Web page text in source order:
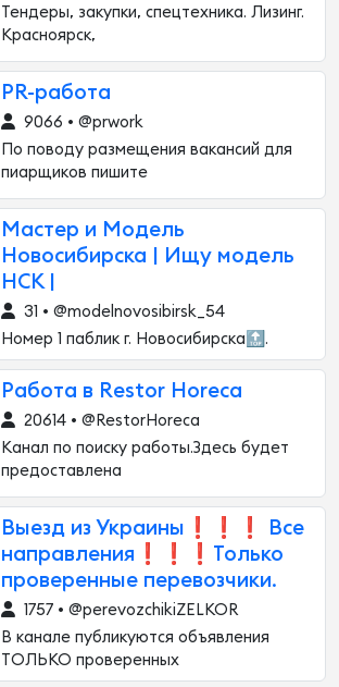
Тендеры, закупки, спецтехника. Лизинг.
Красноярск,
PR-работа
9066 • @prwork
По поводу размещения вакансий для
пиарщиков пишите
Мастер и Модель
Новосибирска | Ищу модель
НСК |
31 • @modelnovosibirsk_54
Номер 1 паблик г. Новосибирска🔝.
Работа в Restor Horeca
20614 • @RestorHoreca
Канал по поиску работы.Здесь будет
предоставлена
Выезд из Украины❗❗❗ Все
направления❗❗❗Только
проверенные перевозчики.
1757 • @perevozchikiZELKOR
В канале публикуются объявления
ТОЛЬКО проверенных